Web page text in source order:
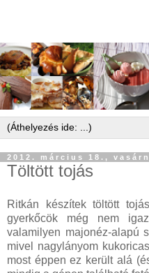
2012. március 18.,
Töltött tojás
Ritkán készítek töltött
gyerkőcök még nem
valamilyen majonéz-alapú
mivel nagylányom
most éppen ez került alá